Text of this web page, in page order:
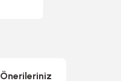
Önerileriniz